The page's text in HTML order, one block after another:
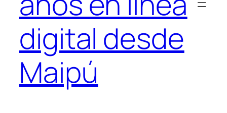
digital desde
Maipú